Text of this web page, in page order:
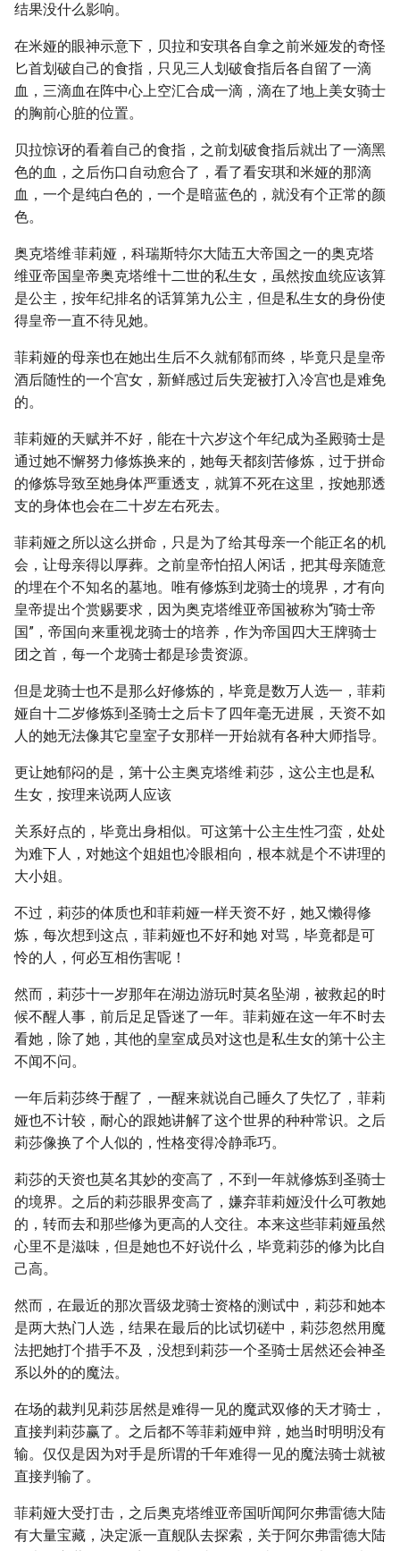
结果没什么影响。
在米娅的眼神示意下，贝拉和安琪各自拿之前米娅发的奇怪
匕首划破自己的食指，只见三人划破食指后各自留了一滴
血，三滴血在阵中心上空汇合成一滴，滴在了地上美女骑士
的胸前心脏的位置。
贝拉惊讶的看着自己的食指，之前划破食指后就出了一滴黑
色的血，之后伤口自动愈合了，看了看安琪和米娅的那滴
血，一个是纯白色的，一个是暗蓝色的，就没有个正常的颜
色。
奥克塔维·菲莉娅，科瑞斯特尔大陆五大帝国之一的奥克塔
维亚帝国皇帝奥克塔维十二世的私生女，虽然按血统应该算
是公主，按年纪排名的话算第九公主，但是私生女的身份使
得皇帝一直不待见她。
菲莉娅的母亲也在她出生后不久就郁郁而终，毕竟只是皇帝
酒后随性的一个宫女，新鲜感过后失宠被打入冷宫也是难免
的。
菲莉娅的天赋并不好，能在十六岁这个年纪成为圣殿骑士是
通过她不懈努力修炼换来的，她每天都刻苦修炼，过于拼命
的修炼导致至她身体严重透支，就算不死在这里，按她那透
支的身体也会在二十岁左右死去。
菲莉娅之所以这么拼命，只是为了给其母亲一个能正名的机
会，让母亲得以厚葬。之前皇帝怕招人闲话，把其母亲随意
的埋在个不知名的墓地。唯有修炼到龙骑士的境界，才有向
皇帝提出个赏赐要求，因为奥克塔维亚帝国被称为“骑士帝
国”，帝国向来重视龙骑士的培养，作为帝国四大王牌骑士
团之首，每一个龙骑士都是珍贵资源。
但是龙骑士也不是那么好修炼的，毕竟是数万人选一，菲莉
娅自十二岁修炼到圣骑士之后卡了四年毫无进展，天资不如
人的她无法像其它皇室子女那样一开始就有各种大师指导。
更让她郁闷的是，第十公主奥克塔维·莉莎，这公主也是私
生女，按理来说两人应该
关系好点的，毕竟出身相似。可这第十公主生性刁蛮，处处
为难下人，对她这个姐姐也冷眼相向，根本就是个不讲理的
大小姐。
不过，莉莎的体质也和菲莉娅一样天资不好，她又懒得修
炼，每次想到这点，菲莉娅也不好和她 对骂，毕竟都是可
怜的人，何必互相伤害呢！
然而，莉莎十一岁那年在湖边游玩时莫名坠湖，被救起的时
候不醒人事，前后足足昏迷了一年。菲莉娅在这一年不时去
看她，除了她，其他的皇室成员对这也是私生女的第十公主
不闻不问。
一年后莉莎终于醒了，一醒来就说自己睡久了失忆了，菲莉
娅也不计较，耐心的跟她讲解了这个世界的种种常识。之后
莉莎像换了个人似的，性格变得冷静乖巧。
莉莎的天资也莫名其妙的变高了，不到一年就修炼到圣骑士
的境界。之后的莉莎眼界变高了，嫌弃菲莉娅没什么可教她
的，转而去和那些修为更高的人交往。本来这些菲莉娅虽然
心里不是滋味，但是她也不好说什么，毕竟莉莎的修为比自
己高。
然而，在最近的那次晋级龙骑士资格的测试中，莉莎和她本
是两大热门人选，结果在最后的比试切磋中，莉莎忽然用魔
法把她打个措手不及，没想到莉莎一个圣骑士居然还会神圣
系以外的的魔法。
在场的裁判见莉莎居然是难得一见的魔武双修的天才骑士，
直接判莉莎赢了。之后都不等菲莉娅申辩，她当时明明没有
输。仅仅是因为对手是所谓的千年难得一见的魔法骑士就被
直接判输了。
菲莉娅大受打击，之后奥克塔维亚帝国听闻阿尔弗雷德大陆
有大量宝藏，决定派一直舰队去探索，关于阿尔弗雷德大陆